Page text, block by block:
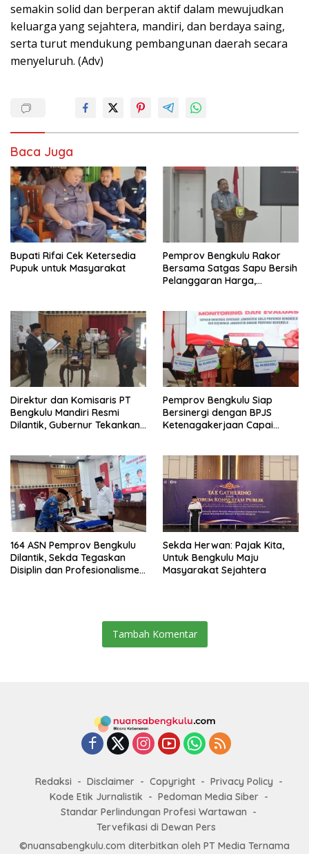
semakin solid dan berperan aktif dalam mewujudkan
keluarga yang sejahtera, mandiri, dan berdaya saing,
serta turut mendukung pembangunan daerah secara
menyeluruh. (Adv)
Baca Juga
Bupati Rifai Cek Ketersedia
Pupuk untuk Masyarakat
Pemprov Bengkulu Rakor
Bersama Satgas Sapu Bersih
Pelanggaran Harga,
Masih Jadi Sorotan
Direktur dan Komisaris PT
Bengkulu Mandiri Resmi
Dilantik, Gubernur Tekankan
Pemprov Bengkulu Siap
Bersinergi dengan BPJS
Ketenagakerjaan Capai
164 ASN Pemprov Bengkulu
Dilantik, Sekda Tegaskan
Disiplin dan Profesionalisme
Sekda Herwan: Pajak Kita,
Untuk Bengkulu Maju
Masyarakat Sejahtera
Tambah Komentar
Redaksi Disclaimer Copyright
Privacy Policy
Kode Etik Jurnalistik
Pedoman Media Siber
Standar Perlindungan Profesi Wartawan
Tervefikasi di Dewan Pers
©nuansabengkulu.com diterbitkan oleh PT Media Ternama